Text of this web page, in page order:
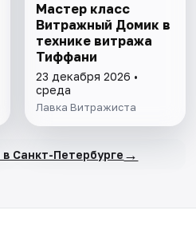
Мастер класс
Витражный Домик в
технике витража
Тиффани
23 декабря 2026 •
среда
Лавка Витражиста
Санкт-Петербурге →